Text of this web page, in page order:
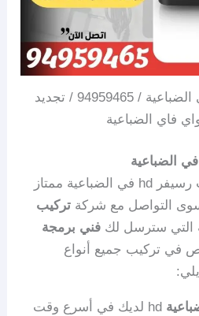
تركيب رسيفر واي فاي الضباعية / 94959465 / تجديد
فاي الضباعية
في الضباعية
إن كنت ترغب في تركيب رسيفر hd في الضباعية ممتاز
سوى التواصل مع شركةتركيب
التي سترسل لكفني برمجة
في تركيب جميع أنواع
hd لديك في أسرع وقت